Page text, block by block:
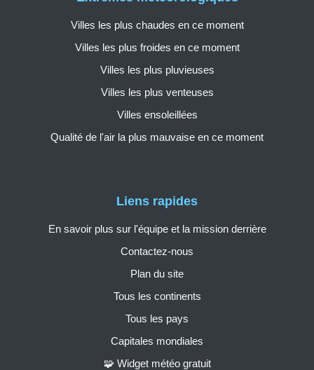
Liens rapides
En savoir plus sur l'équipe et la mission derrière
Contactez-nous
Plan du site
Tous les continents
Tous les pays
Capitales mondiales
🧩 Widget météo gratuit
Villes les plus chaudes en ce moment
Villes les plus froides en ce moment
Villes les plus pluvieuses
Villes les plus venteuses
Villes ensoleillées
Qualité de l'air la plus mauvaise en ce moment